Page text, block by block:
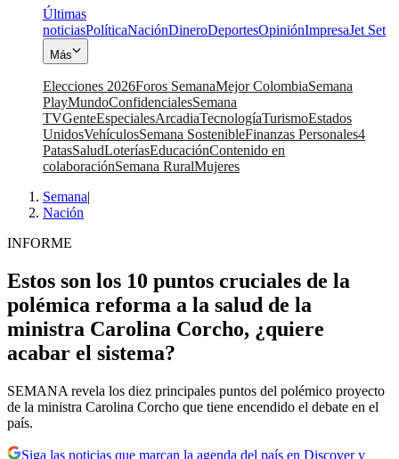
Últimas
noticiasPolíticaNaciónDineroDeportesOpiniónImpresaJet Set
Más
Elecciones 2026Foros SemanaMejor ColombiaSemana
PlayMundoConfidencialesSemana
TVGenteEspecialesArcadiaTecnologíaTurismoEstados
UnidosVehículosSemana SostenibleFinanzas Personales4
PatasSaludLoteríasEducaciónContenido en
colaboraciónSemana RuralMujeres
Semana|
Nación
INFORME
Estos son los 10 puntos cruciales de la
polémica reforma a la salud de la
ministra Carolina Corcho, ¿quiere
acabar el sistema?
SEMANA revela los diez principales puntos del polémico proyecto
de la ministra Carolina Corcho que tiene encendido el debate en el
país.
Siga las noticias que marcan la agenda del país en Discover y